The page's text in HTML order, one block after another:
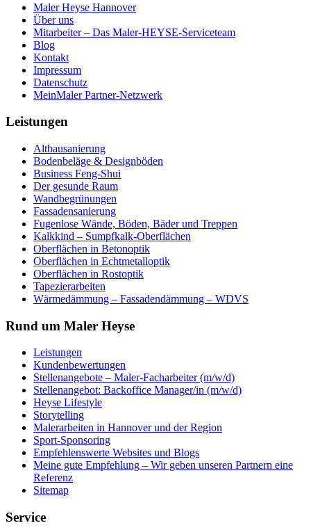
Maler Heyse Hannover
Über uns
Mitarbeiter – Das Maler-HEYSE-Serviceteam
Blog
Kontakt
Impressum
Datenschutz
MeinMaler Partner-Netzwerk
Leistungen
Altbausanierung
Bodenbeläge & Designböden
Business Feng-Shui
Der gesunde Raum
Wandbegrünungen
Fassadensanierung
Fugenlose Wände, Böden, Bäder und Treppen
Kalkkind – Sumpfkalk-Oberflächen
Oberflächen in Betonoptik
Oberflächen in Echtmetalloptik
Oberflächen in Rostoptik
Tapezierarbeiten
Wärmedämmung – Fassadendämmung – WDVS
Rund um Maler Heyse
Leistungen
Kundenbewertungen
Stellenangebote – Maler-Facharbeiter (m/w/d)
Stellenangebot: Backoffice Manager/in (m/w/d)
Heyse Lifestyle
Storytelling
Malerarbeiten in Hannover und der Region
Sport-Sponsoring
Empfehlenswerte Websites und Blogs
Meine gute Empfehlung – Wir geben unseren Partnern eine
Referenz
Sitemap
Service